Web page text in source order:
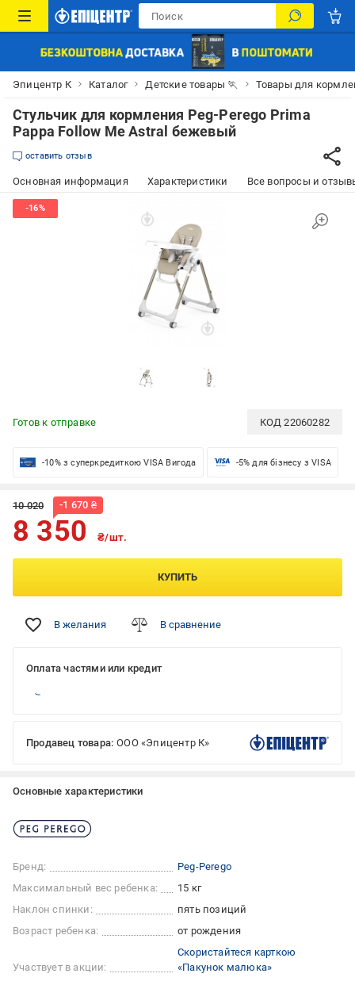
Эпицентр К Каталог Детские товары 🏃 Товары для
Стульчик для кормления Peg-Perego Prima
Pappa Follow Me Astral бежевый
оставить отзыв
Основная информация Характеристики Все вопросы и
Готов к отправке КОД22060282
-10% з суперкредиткою VISA Вигода -5% для бізнесу з VISA
10 020 -1 670 ₴
8 350 ₴/шт.
КУПИТЬ
В желания В сравнение
Оплата частями или кредит
Продавец товара: ООО «Эпицентр К»
Основные характеристики
Бренд:
Peg-Perego
Максимальный вес ребенка:
15 кг
Наклон спинки:
пять позиций
Возраст ребенка:
от рождения
Участвует в акции:
Скористайтеся карткою
«Пакунок малюка»